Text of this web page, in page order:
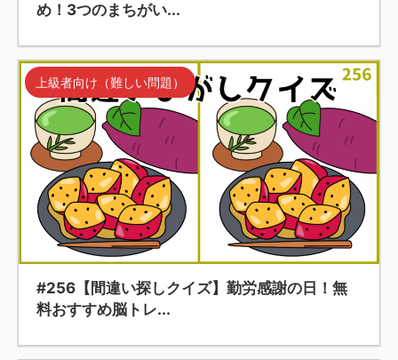
め！3つのまちがい...
上級者向け（難しい問題）
#256【間違い探しクイズ】勤労感謝の日！無
料おすすめ脳トレ...